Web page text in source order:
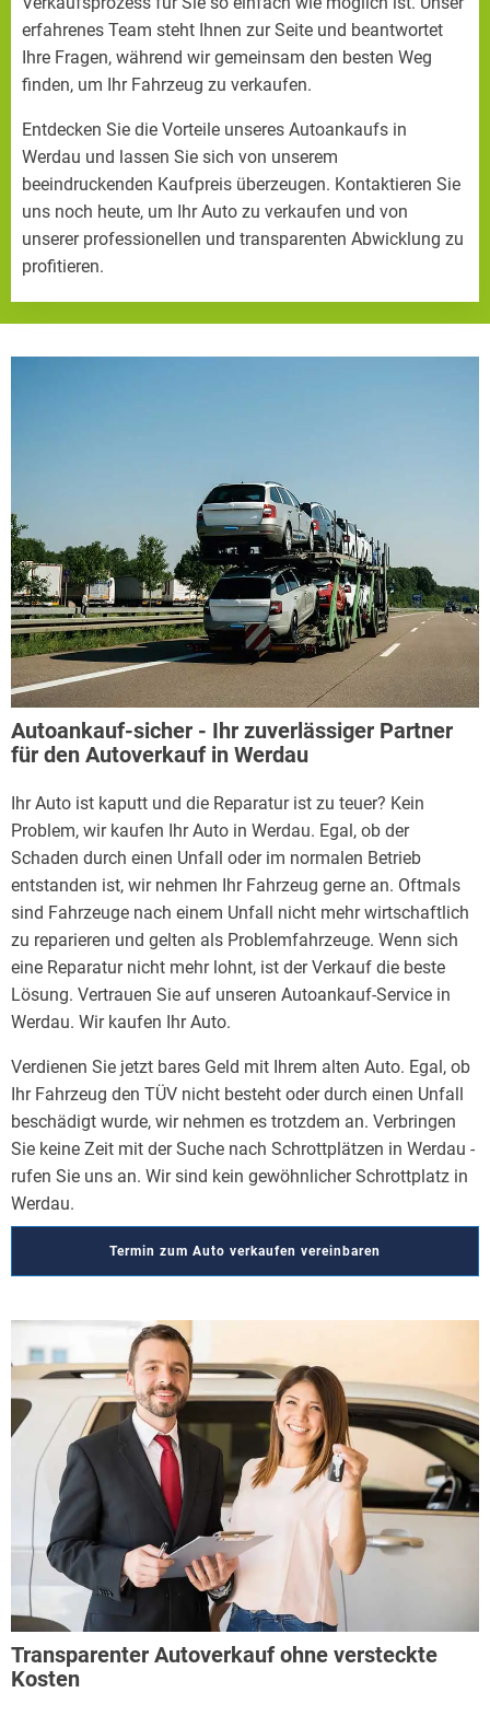
erfahrenes Team steht Ihnen zur Seite und beantwortet
Ihre Fragen, während wir gemeinsam den besten Weg
finden, um Ihr Fahrzeug zu verkaufen.
Entdecken Sie die Vorteile unseres Autoankaufs in
Werdau und lassen Sie sich von unserem
beeindruckenden Kaufpreis überzeugen. Kontaktieren Sie
uns noch heute, um Ihr Auto zu verkaufen und von
unserer professionellen und transparenten Abwicklung zu
profitieren.
Autoankauf-sicher - Ihr zuverlässiger Partner
für den Autoverkauf in Werdau
Ihr Auto ist kaputt und die Reparatur ist zu teuer? Kein
Problem, wir kaufen Ihr Auto in Werdau. Egal, ob der
Schaden durch einen Unfall oder im normalen Betrieb
entstanden ist, wir nehmen Ihr Fahrzeug gerne an. Oftmals
sind Fahrzeuge nach einem Unfall nicht mehr wirtschaftlich
zu reparieren und gelten als Problemfahrzeuge. Wenn sich
eine Reparatur nicht mehr lohnt, ist der Verkauf die beste
Lösung. Vertrauen Sie auf unseren Autoankauf-Service in
Werdau. Wir kaufen Ihr Auto.
Verdienen Sie jetzt bares Geld mit Ihrem alten Auto. Egal, ob
Ihr Fahrzeug den TÜV nicht besteht oder durch einen Unfall
beschädigt wurde, wir nehmen es trotzdem an. Verbringen
Sie keine Zeit mit der Suche nach Schrottplätzen in Werdau -
rufen Sie uns an. Wir sind kein gewöhnlicher Schrottplatz in
Werdau.
Termin zum Auto verkaufen vereinbaren
Transparenter Autoverkauf ohne versteckte
Kosten